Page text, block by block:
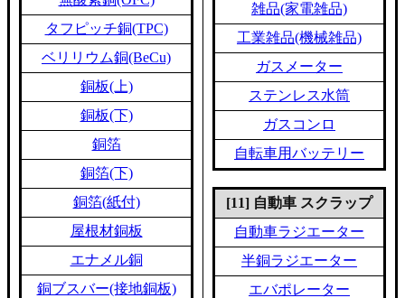
タフピッチ銅(TPC)
ベリリウム銅(BeCu)
銅板(上)
銅板(下)
銅箔
銅箔(下)
銅箔(紙付)
屋根材銅板
エナメル銅
銅ブスバー(接地銅板)
雑品(家電雑品)
工業雑品(機械雑品)
ガスメーター
ステンレス水筒
ガスコンロ
自転車用バッテリー
[11] 自動車 スクラップ
自動車ラジエーター
半銅ラジエーター
エバポレーター